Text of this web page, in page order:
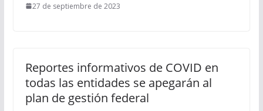
27 de septiembre de 2023
Reportes informativos de COVID en
todas las entidades se apegarán al
plan de gestión federal